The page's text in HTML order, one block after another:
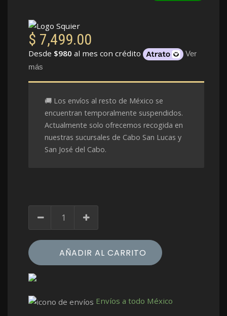
$ 7,499.00
Desde $980 al mes con crédito
Ver
más
🚚 Los envíos al resto de México se
encuentran temporalmente suspendidos.
Actualmente solo ofrecemos recogida en
nuestras sucursales de Cabo San Lucas y
San José del Cabo.
AÑADIR AL CARRITO
Envíos a todo México